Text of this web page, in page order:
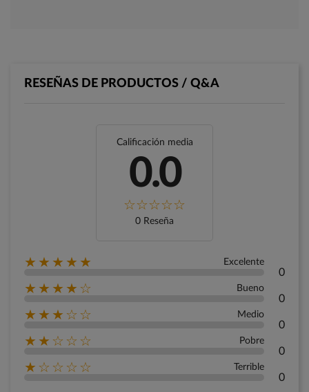
RESEÑAS DE PRODUCTOS / Q&A
Calificación media
0.0
0 Reseña
★★★★★ Excelente
0
★★★★☆ Bueno
0
★★★☆☆ Medio
0
★★☆☆☆ Pobre
0
★☆☆☆☆ Terrible
0